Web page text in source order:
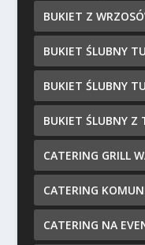
BUKIET Z
BUKIET ŚLUBNY
BUKIET ŚLUBNY
BUKIET ŚLUBNY Z
CATERING GRILL
CATERING
CATERING NA